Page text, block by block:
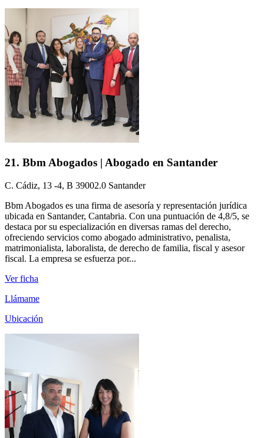
21. Bbm Abogados | Abogado en Santander
C. Cádiz, 13 -4, B 39002.0 Santander
Bbm Abogados es una firma de asesoría y representación jurídica
ubicada en Santander, Cantabria. Con una puntuación de 4,8/5, se
destaca por su especialización en diversas ramas del derecho,
ofreciendo servicios como abogado administrativo, penalista,
matrimonialista, laboralista, de derecho de familia, fiscal y asesor
fiscal. La empresa se esfuerza por...
Ver ficha
Llámame
Ubicación